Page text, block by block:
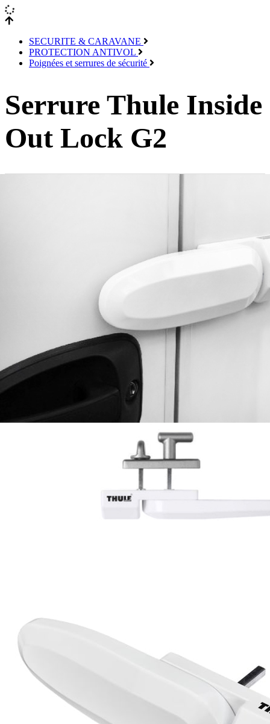
SECURITE & CARAVANE
PROTECTION ANTIVOL
Poignées et serrures de sécurité
Serrure Thule Inside
Out Lock G2